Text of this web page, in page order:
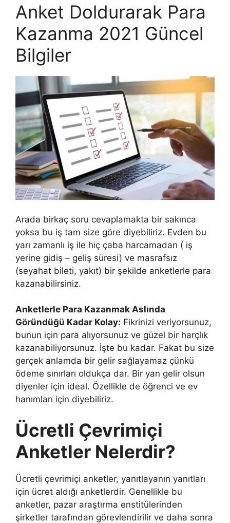
Anket Doldurarak Para
Kazanma 2021 Güncel
Bilgiler
Arada birkaç soru cevaplamakta bir sakınca
yoksa bu iş tam size göre diyebiliriz. Evden bu
yarı zamanlı iş ile hiç çaba harcamadan ( iş
yerine gidiş – geliş süresi) ve masrafsız
(seyahat bileti, yakıt) bir şekilde anketlerle para
kazanabilirsiniz.
Anketlerle Para Kazanmak Aslında
Göründüğü Kadar Kolay: Fikrinizi veriyorsunuz,
bunun için para alıyorsunuz ve güzel bir harçlık
kazanabiliyorsunuz. İşte bu kadar. Fakat bu size
gerçek anlamda bir gelir sağlayamaz çünkü
ödeme sınırları oldukça dar. Bir yan gelir olsun
diyenler için ideal. Özellikle de öğrenci ve ev
hanımları için diyebiliriz.
Ücretli Çevrimiçi
Anketler Nelerdir?
Ücretli çevrimiçi anketler, yanıtlayanın yanıtları
için ücret aldığı anketlerdir. Genellikle bu
anketler, pazar araştırma enstitülerinden
şirketler tarafından görevlendirilir ve daha sonra